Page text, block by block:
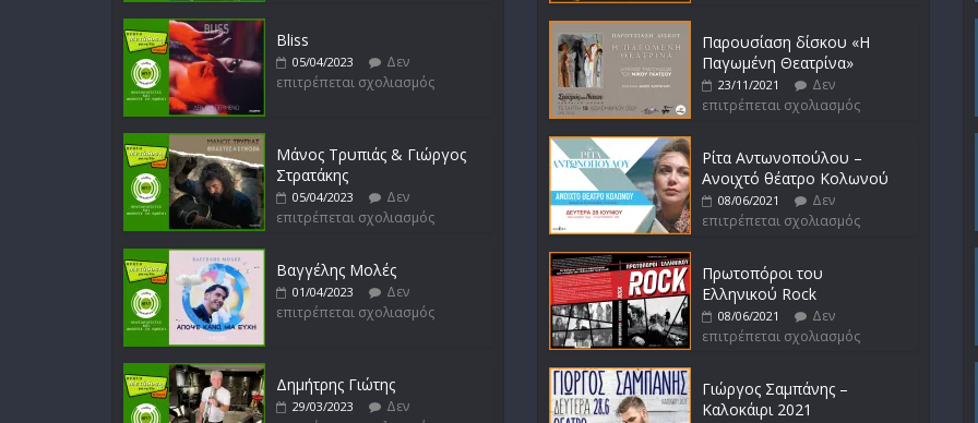
Bliss
05/04/2023
Δεν
επιτρέπεται σχολιασμός
Μάνος Τρυπιάς & Γιώργος
Στρατάκης
05/04/2023
Δεν
επιτρέπεται σχολιασμός
Βαγγέλης Μολές
01/04/2023
Δεν
επιτρέπεται σχολιασμός
Δημήτρης Γιώτης
29/03/2023
Δεν
Παρουσίαση δίσκου «Η
Παγωμένη Θεατρίνα»
23/11/2021
Δεν
επιτρέπεται σχολιασμός
Ρίτα Αντωνοπούλου –
Ανοιχτό θέατρο Κολωνού
08/06/2021
Δεν
επιτρέπεται σχολιασμός
Πρωτοπόροι του
Ελληνικού Rock
08/06/2021
Δεν
επιτρέπεται σχολιασμός
Γιώργος Σαμπάνης –
Καλοκάιρι 2021